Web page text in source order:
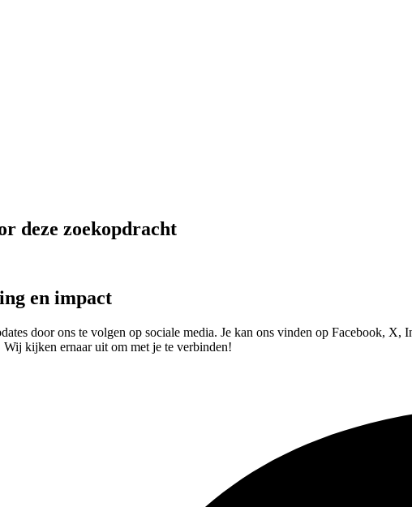
deze zoekopdracht
en impact
door ons te volgen op sociale media. Je kan ons vinden op Facebook, X,
kijken ernaar uit om met je te verbinden!